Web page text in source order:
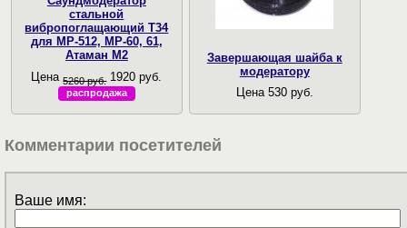
стальной
вибропоглащающий T34
для МР-512, МР-60, 61,
Атаман М2
Цена5260 руб. 1920 руб.
распродажа
Завершающая шайба к
модератору
Цена 530 руб.
Комментарии посетителей
Ваше имя: